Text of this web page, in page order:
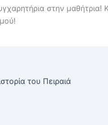
στην μαθήτρια!
του Πειραιά